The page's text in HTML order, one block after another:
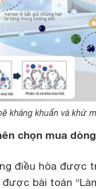
kháng khuẩn và khử
chọn mua
điều hòa được
bài toán